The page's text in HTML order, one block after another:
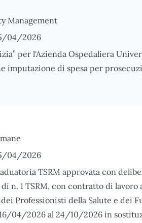
Management
04/2026
per l'Azienda Ospedaliera
imputazione di spesa per
04/2026
TSRM approvata con
n. 1 TSRM, con contratto di
dei Professionisti della Salute e dei
04/2026 al 24/10/2026 in